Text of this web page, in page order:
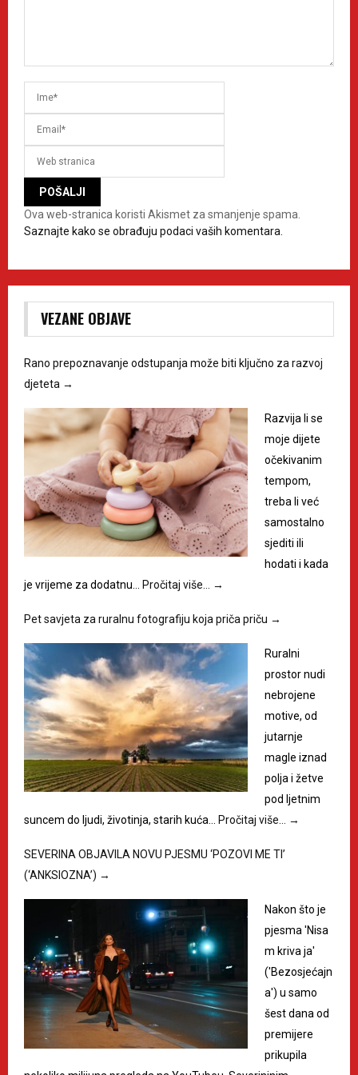
Ova web-stranica koristi Akismet za smanjenje spama.
Saznajte kako se obrađuju podaci vaših komentara.
VEZANE OBJAVE
Rano prepoznavanje odstupanja može biti ključno za razvoj
djeteta →
Razvija li se
moje dijete
očekivanim
tempom,
treba li već
samostalno
sjediti ili
hodati i kada
je vrijeme za dodatnu… Pročitaj više… →
Pet savjeta za ruralnu fotografiju koja priča priču →
Ruralni
prostor nudi
nebrojene
motive, od
jutarnje
magle iznad
polja i žetve
pod ljetnim
suncem do ljudi, životinja, starih kuća… Pročitaj više… →
SEVERINA OBJAVILA NOVU PJESMU ‘POZOVI ME TI’
(‘ANKSIOZNA’) →
Nakon što je
pjesma 'Nisa
m kriva ja'
('Bezosjećajn
a') u samo
šest dana od
premijere
prikupila